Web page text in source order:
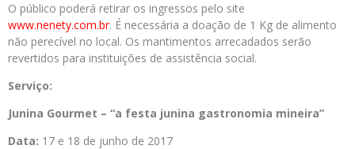
O público poderá retirar os ingressos pelo site
www.nenety.com.br. É necessária a doação de 1 Kg de alimento
não perecível no local. Os mantimentos arrecadados serão
revertidos para instituições de assistência social.
Serviço:
Junina Gourmet – “a festa junina gastronomia mineira”
Data: 17 e 18 de junho de 2017